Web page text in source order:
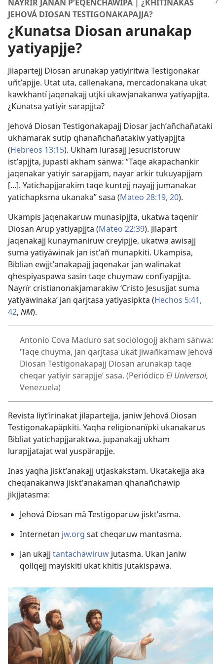
NAYRÏR JANAN PʼEQEÑCHÄWIPA | ¿KHITINAKAS
JEHOVÁ DIOSAN TESTIGONAKAPAJJA?
¿Kunatsa Diosan arunakap
yatiyapjje?
Jilapartejj Diosan arunakap yatiyiritwa Testigonakar
uñtʼapjje. Utat uta, callenakana, mercadonakana ukat
kawkhantï jaqenakajj utjki ukawjanakanwa yatiyapjjta.
¿Kunatsa yatiyir sarapjjta?
Jehová Diosan Testigonakapajj Diosar jachʼañchañataki
ukhamarak sutip qhanañchañatakiw yatiyapjjta
(Hebreos 13:15). Ukham lurasajj Jesucristoruw
istʼapjjta, jupasti akham sänwa: “Taqe akapachankir
jaqenakar yatiyir sarapjjam, nayar arkir tukuyapjjam
[...]. Yatichapjjarakim taqe kuntejj nayajj jumanakar
yatichapksma ukanaka” sasa (Mateo 28:19, 20).
Ukampis jaqenakaruw munasipjjta, ukatwa taqenir
Diosan Arup yatiyapjjta (Mateo 22:39). Jilapart
jaqenakajj kunaymaniruw creyipjje, ukatwa awisajj
suma yatiyäwinak jan istʼañ munapkiti. Ukampisa,
Biblian ewjjtʼanakapajj jaqenakar jan walinakat
qhespiyaspawa sasin taqe chuymaw confiyapjjta.
Nayrïr cristianonakjamarakiw ‘Cristo Jesusjjat suma
yatiyäwinaka’ jan qarjtasa yatiyasipkta (Hechos 5:41,
42, NM).
Antonio Cova Maduro sat sociologojj akham sänwa:
‘Taqe chuyma, jan qarjtasa ukat jiwañkamaw Jehová
Diosan Testigonakapajj Diosan arunakap taqe
cheqar yatiyir sarapjje’ sasa. (Periódico El Universal,
Venezuela)
Revista liytʼirinakat jilapartejja, janiw Jehová Diosan
Testigonakapäpkiti. Yaqha religionanïpki ukanakarus
Bibliat yatichapjjaraktwa, jupanakajj ukham
lurapjjatajat wal yuspärapjje.
Inas yaqha jisktʼanakajj utjaskakstam. Ukatakejja aka
cheqanakanwa jisktʼanakaman qhanañchäwip
jikjjatasma:
Jehová Diosan mä Testigoparuw jisktʼasma.
Internetan jw.org sat cheqaruw mantasma.
Jan ukajj tantachäwiruw jutasma. Ukan janiw
qollqejj mayiskiti ukat khitis jutakispawa.